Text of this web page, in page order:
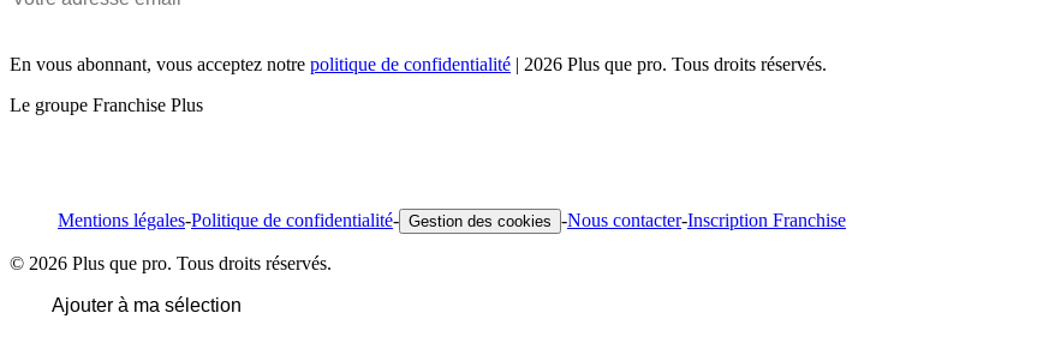
En vous abonnant, vous acceptez notre politique de confidentialité | 2026 Plus que pro. Tous droits réservés.
Le groupe Franchise Plus
Mentions légales-Politique de confidentialité- Gestion des cookies -Nous contacter-Inscription Franchise
© 2026 Plus que pro. Tous droits réservés.
Ajouter à ma sélection